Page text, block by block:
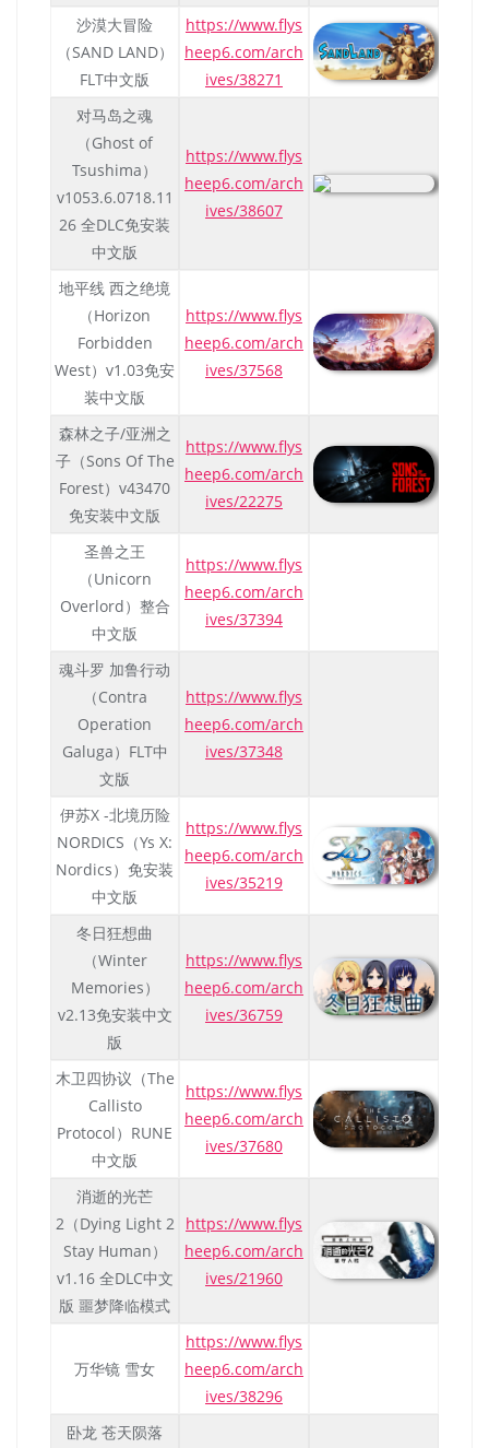
沙漠大冒险
（SAND LAND）
FLT中文版
https://www.flys
heep6.com/arch
ives/38271
对马岛之魂
（Ghost of
Tsushima）
v1053.6.0718.11
26 全DLC免安装
中文版
https://www.flys
heep6.com/arch
ives/38607
地平线 西之绝境
（Horizon
Forbidden
West）v1.03免安
装中文版
https://www.flys
heep6.com/arch
ives/37568
森林之子/亚洲之
子（Sons Of The
Forest）v43470
免安装中文版
https://www.flys
heep6.com/arch
ives/22275
圣兽之王
（Unicorn
Overlord）整合
中文版
https://www.flys
heep6.com/arch
ives/37394
魂斗罗 加鲁行动
（Contra
Operation
Galuga）FLT中
文版
https://www.flys
heep6.com/arch
ives/37348
伊苏X -北境历险
NORDICS（Ys X:
Nordics）免安装
中文版
https://www.flys
heep6.com/arch
ives/35219
冬日狂想曲
（Winter
Memories）
v2.13免安装中文
版
https://www.flys
heep6.com/arch
ives/36759
木卫四协议（The
Callisto
Protocol）RUNE
中文版
https://www.flys
heep6.com/arch
ives/37680
消逝的光芒
2（Dying Light 2
Stay Human）
v1.16 全DLC中文
版 噩梦降临模式
https://www.flys
heep6.com/arch
ives/21960
万华镜 雪女
https://www.flys
heep6.com/arch
ives/38296
卧龙 苍天陨落